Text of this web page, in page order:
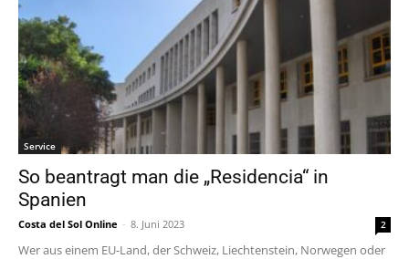
Service
So beantragt man die „Residencia“ in
Spanien
Costa del Sol Online - 8. Juni 2023 2
Wer aus einem EU-Land, der Schweiz, Liechtenstein, Norwegen oder